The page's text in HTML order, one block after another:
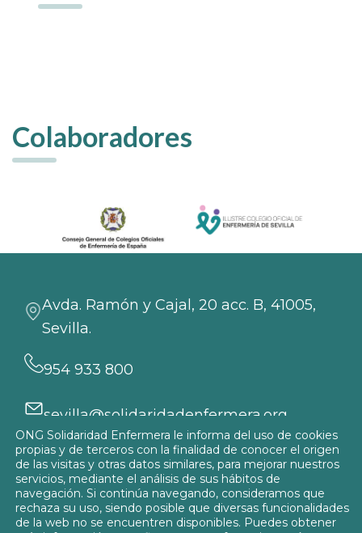
Colaboradores
Avda. Ramón y Cajal, 20 acc. B, 41005,
Sevilla.
954 933 800
sevilla@solidaridadenfermera.org
Participa
Política de privacidad
ONG Solidaridad Enfermera le informa del uso de cookies
propias y de terceros con la finalidad de conocer el origen
de las visitas y otras datos similares, para mejorar nuestros
servicios, mediante el análisis de sus hábitos de
navegación. Si continúa navegando, consideramos que
rechaza su uso, siendo posible que diversas funcionalidades
de la web no se encuentren disponibles. Puedes obtener